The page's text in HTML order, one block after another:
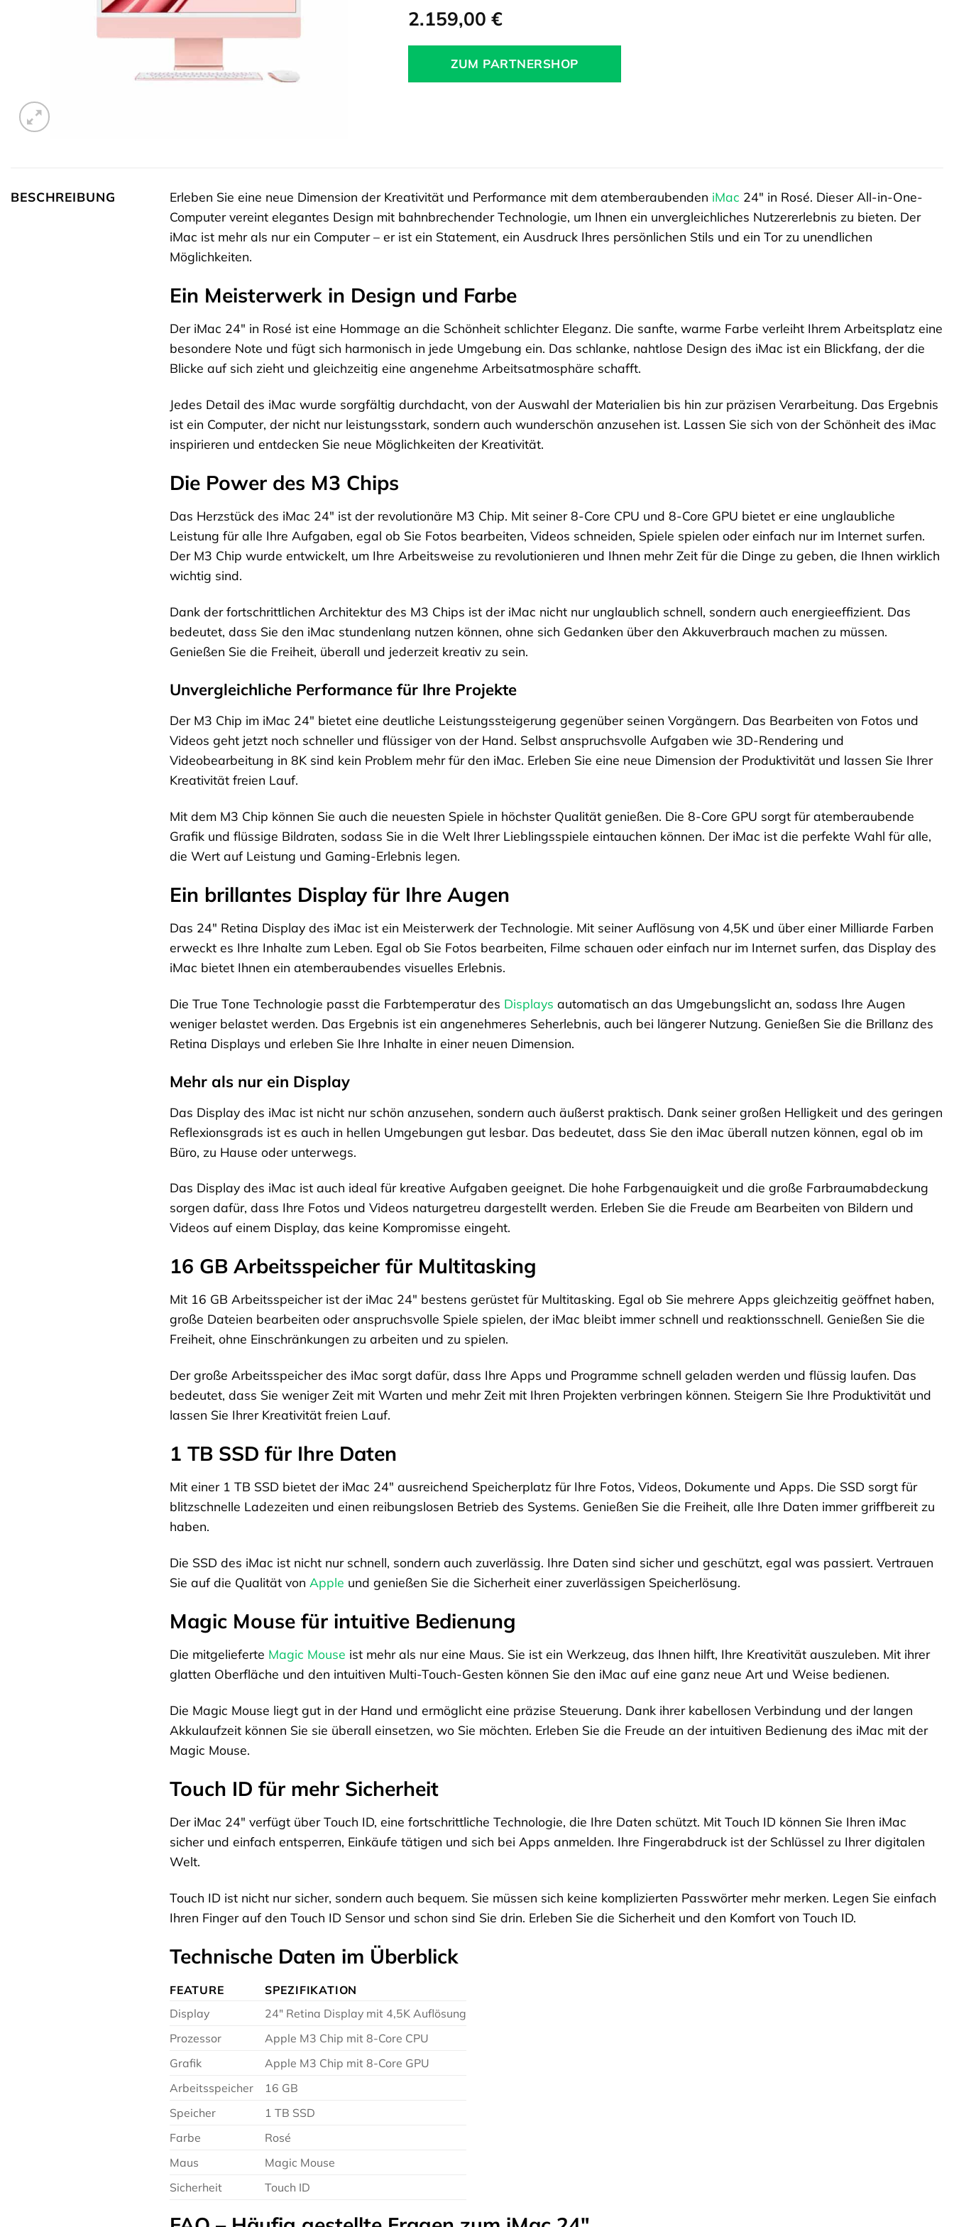
2.159,00 €
ZUM PARTNERSHOP
BESCHREIBUNG Erleben Sie eine neue Dimension der Kreativität und Performance mit dem atemberaubenden iMac 24″ in Rosé. Dieser All-in-One-
Computer vereint elegantes Design mit bahnbrechender Technologie, um Ihnen ein unvergleichliches Nutzererlebnis zu bieten. Der
iMac ist mehr als nur ein Computer – er ist ein Statement, ein Ausdruck Ihres persönlichen Stils und ein Tor zu unendlichen
Möglichkeiten.
Ein Meisterwerk in Design und Farbe
Der iMac 24″ in Rosé ist eine Hommage an die Schönheit schlichter Eleganz. Die sanfte, warme Farbe verleiht Ihrem Arbeitsplatz eine
besondere Note und fügt sich harmonisch in jede Umgebung ein. Das schlanke, nahtlose Design des iMac ist ein Blickfang, der die
Blicke auf sich zieht und gleichzeitig eine angenehme Arbeitsatmosphäre schafft.
Jedes Detail des iMac wurde sorgfältig durchdacht, von der Auswahl der Materialien bis hin zur präzisen Verarbeitung. Das Ergebnis
ist ein Computer, der nicht nur leistungsstark, sondern auch wunderschön anzusehen ist. Lassen Sie sich von der Schönheit des iMac
inspirieren und entdecken Sie neue Möglichkeiten der Kreativität.
Die Power des M3 Chips
Das Herzstück des iMac 24″ ist der revolutionäre M3 Chip. Mit seiner 8-Core CPU und 8-Core GPU bietet er eine unglaubliche
Leistung für alle Ihre Aufgaben, egal ob Sie Fotos bearbeiten, Videos schneiden, Spiele spielen oder einfach nur im Internet surfen.
Der M3 Chip wurde entwickelt, um Ihre Arbeitsweise zu revolutionieren und Ihnen mehr Zeit für die Dinge zu geben, die Ihnen wirklich
wichtig sind.
Dank der fortschrittlichen Architektur des M3 Chips ist der iMac nicht nur unglaublich schnell, sondern auch energieeffizient. Das
bedeutet, dass Sie den iMac stundenlang nutzen können, ohne sich Gedanken über den Akkuverbrauch machen zu müssen.
Genießen Sie die Freiheit, überall und jederzeit kreativ zu sein.
Unvergleichliche Performance für Ihre Projekte
Der M3 Chip im iMac 24″ bietet eine deutliche Leistungssteigerung gegenüber seinen Vorgängern. Das Bearbeiten von Fotos und
Videos geht jetzt noch schneller und flüssiger von der Hand. Selbst anspruchsvolle Aufgaben wie 3D-Rendering und
Videobearbeitung in 8K sind kein Problem mehr für den iMac. Erleben Sie eine neue Dimension der Produktivität und lassen Sie Ihrer
Kreativität freien Lauf.
Mit dem M3 Chip können Sie auch die neuesten Spiele in höchster Qualität genießen. Die 8-Core GPU sorgt für atemberaubende
Grafik und flüssige Bildraten, sodass Sie in die Welt Ihrer Lieblingsspiele eintauchen können. Der iMac ist die perfekte Wahl für alle,
die Wert auf Leistung und Gaming-Erlebnis legen.
Ein brillantes Display für Ihre Augen
Das 24″ Retina Display des iMac ist ein Meisterwerk der Technologie. Mit seiner Auflösung von 4,5K und über einer Milliarde Farben
erweckt es Ihre Inhalte zum Leben. Egal ob Sie Fotos bearbeiten, Filme schauen oder einfach nur im Internet surfen, das Display des
iMac bietet Ihnen ein atemberaubendes visuelles Erlebnis.
Die True Tone Technologie passt die Farbtemperatur des Displays automatisch an das Umgebungslicht an, sodass Ihre Augen
weniger belastet werden. Das Ergebnis ist ein angenehmeres Seherlebnis, auch bei längerer Nutzung. Genießen Sie die Brillanz des
Retina Displays und erleben Sie Ihre Inhalte in einer neuen Dimension.
Mehr als nur ein Display
Das Display des iMac ist nicht nur schön anzusehen, sondern auch äußerst praktisch. Dank seiner großen Helligkeit und des geringen
Reflexionsgrads ist es auch in hellen Umgebungen gut lesbar. Das bedeutet, dass Sie den iMac überall nutzen können, egal ob im
Büro, zu Hause oder unterwegs.
Das Display des iMac ist auch ideal für kreative Aufgaben geeignet. Die hohe Farbgenauigkeit und die große Farbraumabdeckung
sorgen dafür, dass Ihre Fotos und Videos naturgetreu dargestellt werden. Erleben Sie die Freude am Bearbeiten von Bildern und
Videos auf einem Display, das keine Kompromisse eingeht.
16 GB Arbeitsspeicher für Multitasking
Mit 16 GB Arbeitsspeicher ist der iMac 24″ bestens gerüstet für Multitasking. Egal ob Sie mehrere Apps gleichzeitig geöffnet haben,
große Dateien bearbeiten oder anspruchsvolle Spiele spielen, der iMac bleibt immer schnell und reaktionsschnell. Genießen Sie die
Freiheit, ohne Einschränkungen zu arbeiten und zu spielen.
Der große Arbeitsspeicher des iMac sorgt dafür, dass Ihre Apps und Programme schnell geladen werden und flüssig laufen. Das
bedeutet, dass Sie weniger Zeit mit Warten und mehr Zeit mit Ihren Projekten verbringen können. Steigern Sie Ihre Produktivität und
lassen Sie Ihrer Kreativität freien Lauf.
1 TB SSD für Ihre Daten
Mit einer 1 TB SSD bietet der iMac 24″ ausreichend Speicherplatz für Ihre Fotos, Videos, Dokumente und Apps. Die SSD sorgt für
blitzschnelle Ladezeiten und einen reibungslosen Betrieb des Systems. Genießen Sie die Freiheit, alle Ihre Daten immer griffbereit zu
haben.
Die SSD des iMac ist nicht nur schnell, sondern auch zuverlässig. Ihre Daten sind sicher und geschützt, egal was passiert. Vertrauen
Sie auf die Qualität von Apple und genießen Sie die Sicherheit einer zuverlässigen Speicherlösung.
Magic Mouse für intuitive Bedienung
Die mitgelieferte Magic Mouse ist mehr als nur eine Maus. Sie ist ein Werkzeug, das Ihnen hilft, Ihre Kreativität auszuleben. Mit ihrer
glatten Oberfläche und den intuitiven Multi-Touch-Gesten können Sie den iMac auf eine ganz neue Art und Weise bedienen.
Die Magic Mouse liegt gut in der Hand und ermöglicht eine präzise Steuerung. Dank ihrer kabellosen Verbindung und der langen
Akkulaufzeit können Sie sie überall einsetzen, wo Sie möchten. Erleben Sie die Freude an der intuitiven Bedienung des iMac mit der
Magic Mouse.
Touch ID für mehr Sicherheit
Der iMac 24″ verfügt über Touch ID, eine fortschrittliche Technologie, die Ihre Daten schützt. Mit Touch ID können Sie Ihren iMac
sicher und einfach entsperren, Einkäufe tätigen und sich bei Apps anmelden. Ihre Fingerabdruck ist der Schlüssel zu Ihrer digitalen
Welt.
Touch ID ist nicht nur sicher, sondern auch bequem. Sie müssen sich keine komplizierten Passwörter mehr merken. Legen Sie einfach
Ihren Finger auf den Touch ID Sensor und schon sind Sie drin. Erleben Sie die Sicherheit und den Komfort von Touch ID.
Technische Daten im Überblick
FEATURE
SPEZIFIKATION
Display
24″ Retina Display mit 4,5K Auflösung
Prozessor
Apple M3 Chip mit 8-Core CPU
Grafik
Apple M3 Chip mit 8-Core GPU
Arbeitsspeicher
16 GB
Speicher
1 TB SSD
Farbe
Rosé
Maus
Magic Mouse
Sicherheit
Touch ID